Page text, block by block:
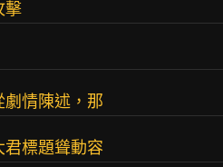
擊
情陳述，那
標題聳動容